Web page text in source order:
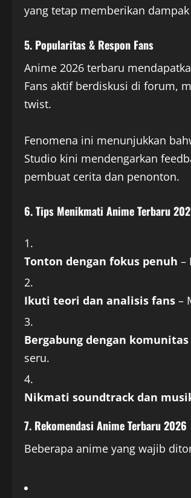
yang tetap memberikan
5. Popularitas & Respon Fans
Anime 2026 terbaru
Fans aktif berdiskusi di forum,
twist.
Fenomena ini menunjukkan
Studio kini mendengarkan
pembuat cerita dan penonton.
6. Tips Menikmati Anime Terbaru
Tonton dengan fokus penuh –
Ikuti teori dan analisis fans –
Bergabung dengan komunitas
seru.
Nikmati soundtrack dan
7. Rekomendasi Anime Terbaru 2026
Beberapa anime yang wajib